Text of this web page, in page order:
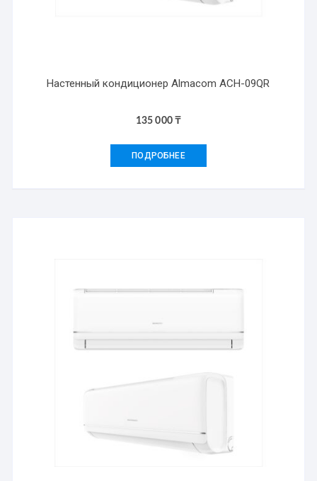
Настенный кондиционер Almacom ACH-09QR
135 000₸
ПОДРОБНЕЕ